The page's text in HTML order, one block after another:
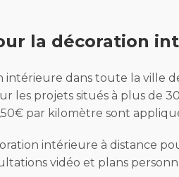
la décoration
intérieure dans toute la ville
les projets situés à plus de
par kilomètre sont
intérieure à distance
vidéo et plans